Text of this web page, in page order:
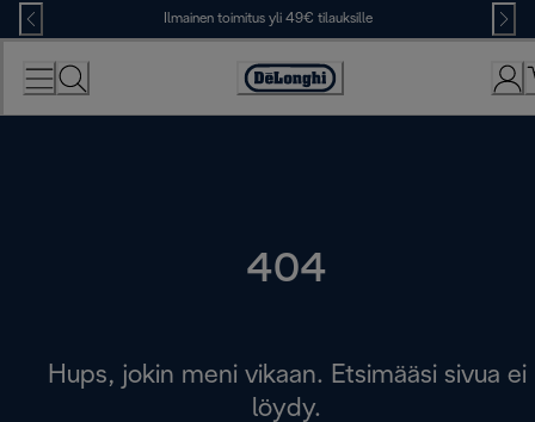
Skip
to
Content
Ilmainen toimitus yli 49€ tilauksille
Accessibility
Statement
404
Hups, jokin meni vikaan. Etsimääsi sivua ei
löydy.